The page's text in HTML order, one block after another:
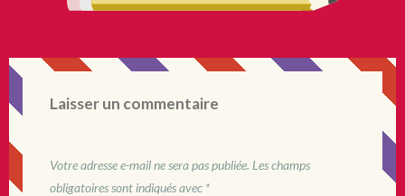
Laisser un commentaire
Votre adresse e-mail ne sera pas publiée. Les champs
obligatoires sont indiqués avec *